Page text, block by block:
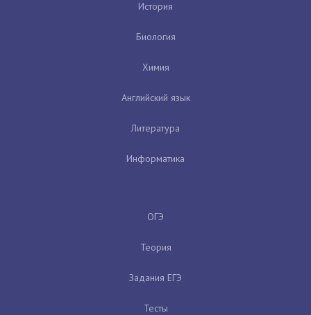
История
Биология
Химия
Английский язык
Литература
Информатика
ОГЭ
Теория
Задания ЕГЭ
Тесты